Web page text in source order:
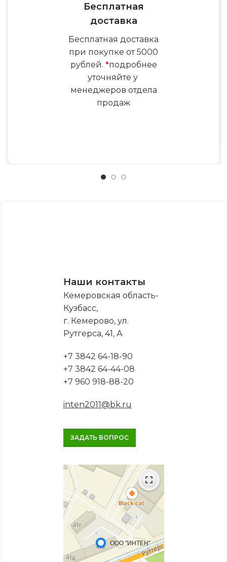
Бесплатная
доставка
Бесплатная доставка
при покупке от 5000
рублей. *подробнее
уточняйте у
менеджеров отдела
продаж
Наши контакты
Кемеровская область-
Кузбасс,
г. Кемерово, ул.
Рутгерса, 41, А
+7 3842 64-18-90
+7 3842 64-44-08
+7 960 918-88-20
inten2011@bk.ru
ЗАДАТЬ ВОПРОС